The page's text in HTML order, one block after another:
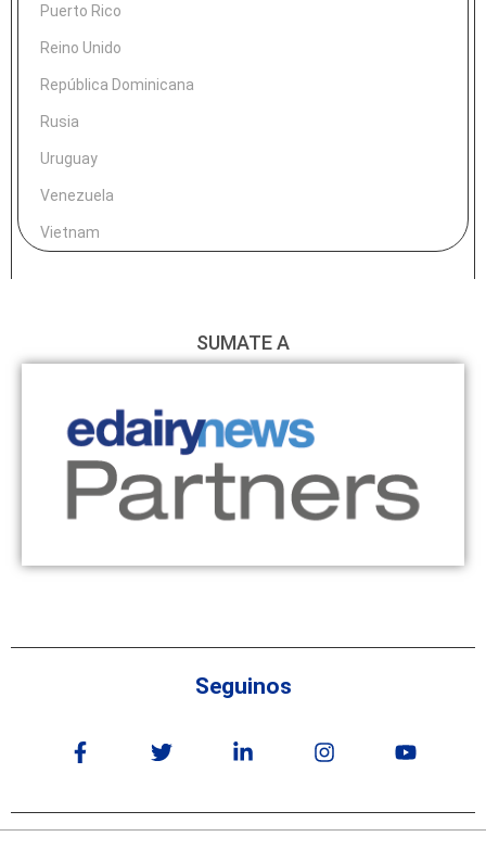
Puerto Rico
Reino Unido
República Dominicana
Rusia
Uruguay
Venezuela
Vietnam
SUMATE A
Seguinos